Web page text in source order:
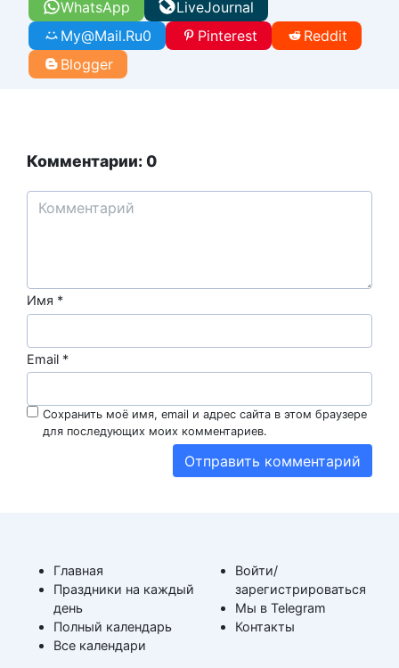
WhatsApp
LiveJournal
My@Mail.Ru0 Pinterest
Reddit
Blogger
Комментарии: 0
Имя *
Email *
Сохранить моё имя, email и адрес сайта в этом браузере
для последующих моих комментариев.
Главная
Праздники на каждый
день
Полный календарь
Все календари
Войти/
зарегистрироваться
Мы в Telegram
Контакты